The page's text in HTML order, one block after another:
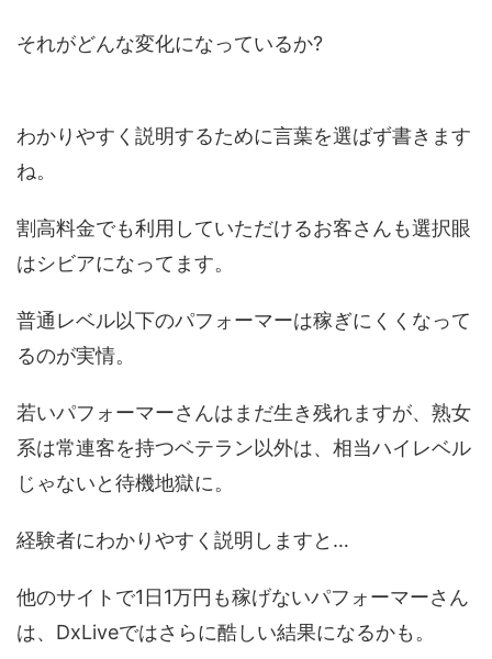
それがどんな変化になっているか?
わかりやすく説明するために言葉を選ばず書きます
ね。
割高料金でも利用していただけるお客さんも選択眼
はシビアになってます。
普通レベル以下のパフォーマーは稼ぎにくくなって
るのが実情。
若いパフォーマーさんはまだ生き残れますが、熟女
系は常連客を持つベテラン以外は、相当ハイレベル
じゃないと待機地獄に。
経験者にわかりやすく説明しますと…
他のサイトで1日1万円も稼げないパフォーマーさん
は、DxLiveではさらに酷しい結果になるかも。